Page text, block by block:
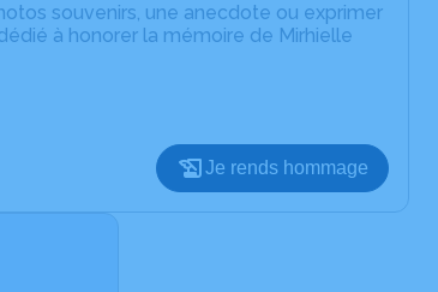
souvenirs, une anecdote ou exprimer
à honorer la mémoire de Mirhielle
Je rends hommage